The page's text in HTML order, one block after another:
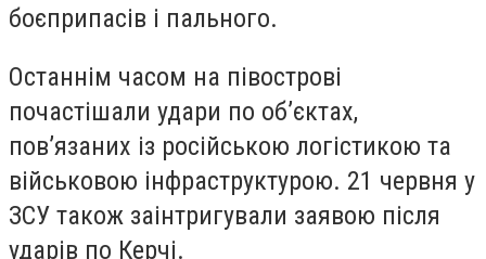
боєприпасів і пального.
Останнім часом на півострові
почастішали удари по об’єктах,
пов’язаних із російською логістикою та
військовою інфраструктурою. 21 червня у
ЗСУ також заінтригували заявою після
ударів по Керчі.